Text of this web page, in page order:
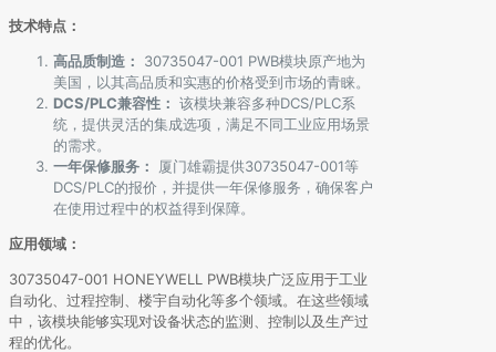
技术特点：
高品质制造：
30735047-001 PWB模块原产地为
美国，以其高品质和实惠的价格受到市场的青睐。
DCS/PLC兼容性： 该模块兼容多种DCS/PLC系
统，提供灵活的集成选项，满足不同工业应用场景
的需求。
一年保修服务：
厦门雄霸提供30735047-001等
DCS/PLC的报价，并提供一年保修服务，确保客户
在使用过程中的权益得到保障。
应用领域：
30735047-001 HONEYWELL PWB模块广泛应用于工业
自动化、过程控制、楼宇自动化等多个领域。在这些领域
中，该模块能够实现对设备状态的监测、控制以及生产过
程的优化。